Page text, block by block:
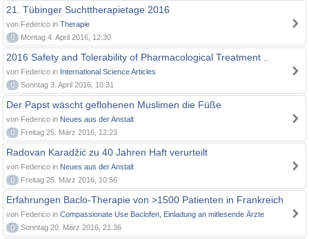
21. Tübinger Suchttherapietage 2016
von Federico in Therapie
0
Montag 4. April 2016, 12:30
2016 Safety and Tolerability of Pharmacological Treatment ..
von Federico in International Science Articles
0
Sonntag 3. April 2016, 10:31
Der Papst wäscht geflohenen Muslimen die Füße
von Federico in Neues aus der Anstalt
0
Freitag 25. März 2016, 12:23
Radovan Karadžić zu 40 Jahren Haft verurteilt
von Federico in Neues aus der Anstalt
0
Freitag 25. März 2016, 10:56
Erfahrungen Baclo-Therapie von >1500 Patienten in Frankreich
von Federico in Compassionate Use Baclofen, Einladung an mitlesende Ärzte
0
Sonntag 20. März 2016, 21:36